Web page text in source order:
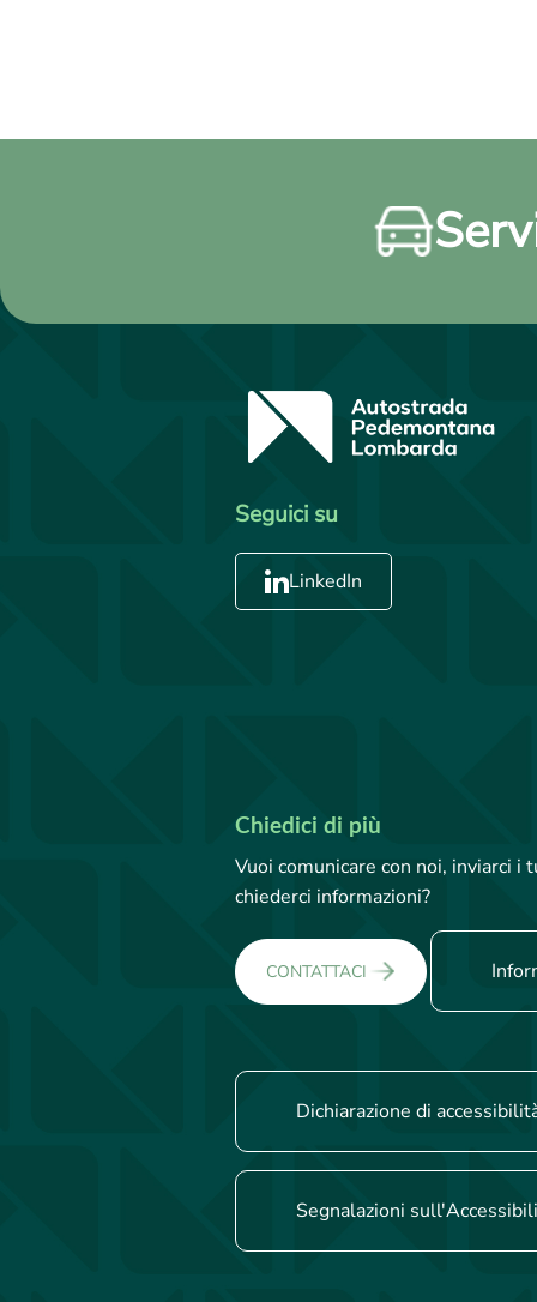
Seguici su
LinkedIn
Chiedici di più
Vuoi comunicare con noi, inviarci
chiederci informazioni?
CONTATTACI
Dichiarazione di
Segnalazioni